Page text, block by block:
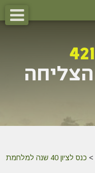
>
כנס לציון 40 שנה למלחמת